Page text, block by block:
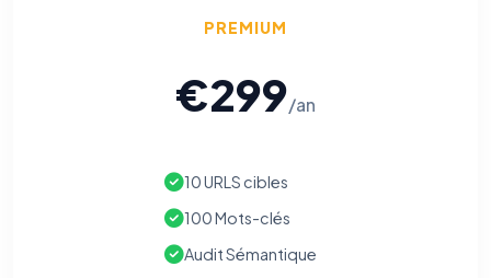
PREMIUM
€299/an
10 URLS cibles
100 Mots-clés
Audit Sémantique